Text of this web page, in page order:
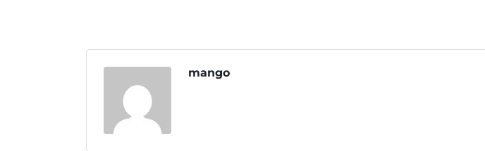
mango